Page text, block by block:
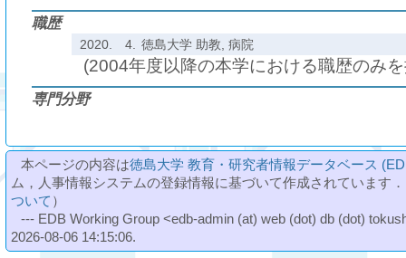
職歴
2020. 4. 徳島大学 助教, 病院
(2004年度以降の本学における職歴のみ
専門分野
本ページの内容は徳島大学 教育・研究者情報データベース
ム，人事情報システムの登録情報に基づいて作成されています
ついて ）
--- EDB Working Group <edb-admin (at) web (dot) db (dot)
2026-08-06 14:15:06.